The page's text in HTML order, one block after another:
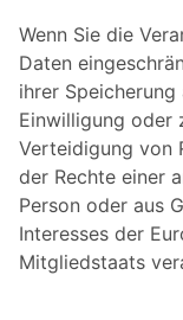
Wenn Sie die
Daten
ihrer
Einwilligung oder
Verteidigung von
der Rechte einer
Person oder aus
Interesses der
Mitgliedstaats